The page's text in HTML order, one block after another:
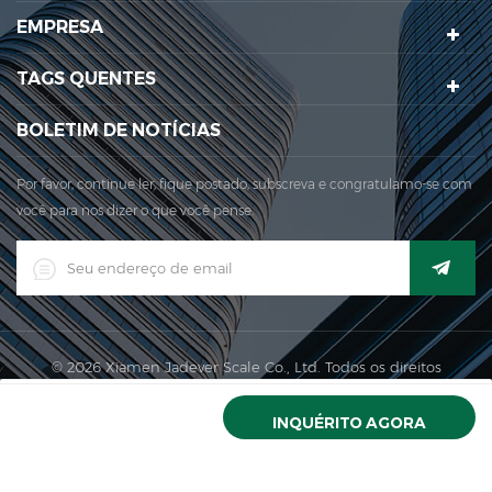
INQUÉRITO AGORA
principal área de produção para a nossa empresa está
localizada naqui. Aqui. Em 2006, Jadever adquiriu a ISO ...
EMPRESA
TAGS QUENTES
BOLETIM DE NOTÍCIAS
Por favor, continue ler, fique postado, subscreva e congratulamo-se com
você para nos dizer o que você pense.
© 2026 Xiamen Jadever Scale Co., Ltd. Todos os direitos
reservados. | XML |
Rede IPv6 suportada
CERCA
CONTATO